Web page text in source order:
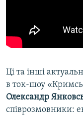
Ці та інші
в ток-шоу
Олександр
співрозмовники: